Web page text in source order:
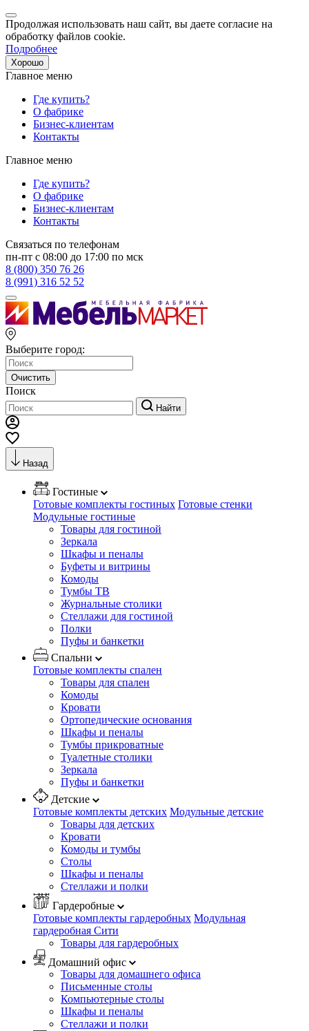
Продолжая использовать наш сайт, вы даете согласие на
обработку файлов cookie.
Подробнее
Хорошо
Главное меню
Где купить?
О фабрике
Бизнес-клиентам
Контакты
Главное меню
Где купить?
О фабрике
Бизнес-клиентам
Контакты
Связаться по телефонам
пн-пт с 08:00 до 17:00 по мск
8 (800) 350 76 26
8 (991) 316 52 52
Выберите город:
Очистить
Поиск
Найти
Назад
Гостиные
Готовые комплекты гостиных Готовые стенки
Модульные гостиные
Товары для гостиной
Зеркала
Шкафы и пеналы
Буфеты и витрины
Комоды
Тумбы ТВ
Журнальные столики
Стеллажи для гостиной
Полки
Пуфы и банкетки
Спальни
Готовые комплекты спален
Товары для спален
Комоды
Кровати
Ортопедические основания
Шкафы и пеналы
Тумбы прикроватные
Туалетные столики
Зеркала
Пуфы и банкетки
Детские
Готовые комплекты детских Модульные детские
Товары для детских
Кровати
Комоды и тумбы
Столы
Шкафы и пеналы
Стеллажи и полки
Гардеробные
Готовые комплекты гардеробных Модульная
гардеробная Сити
Товары для гардеробных
Домашний офис
Товары для домашнего офиса
Письменные столы
Компьютерные столы
Шкафы и пеналы
Стеллажи и полки